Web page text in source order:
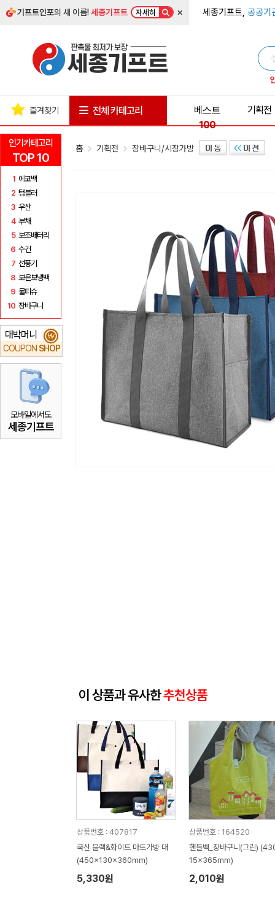
기프트인포의 새 이름!세종기프트 자세히 × 세종기프트, 공공기
인기카테고리
TOP 10
1 에코백
2 텀블러
3 우산
4 부채
5 보조배터리
6 수건
7 선풍기
8 보온보냉백
9 물티슈
10 장바구니
대박머니
COUPON SHOP
₩
모바일에서도
세종기프트
즐겨찾기 전체 카테고리
베스트
100
기획전
홈 기획전 장바구니/시장가방
이 상품과 유사한추천상품
상품번호 : 407817
국산 블랙&화이트 마트가방 대
(450x130x360mm)
5,330원
상품번호 : 164520
핸들백_장바구니(그린)
15x365mm)
2,010원